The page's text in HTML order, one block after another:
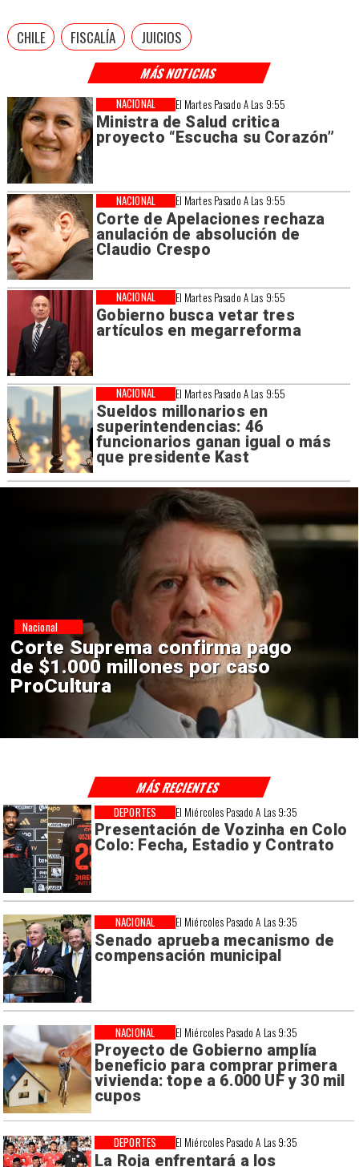
MÁS NOTICIAS
El Martes Pasado A Las 9:55
Ministra de Salud critica
proyecto “Escucha su Corazón”
NACIONAL
El Martes Pasado A Las 9:55
Corte de Apelaciones rechaza
anulación de absolución de
Claudio Crespo
NACIONAL
El Martes Pasado A Las 9:55
Gobierno busca vetar tres
artículos en megarreforma
NACIONAL
El Martes Pasado A Las 9:55
Sueldos millonarios en
superintendencias: 46
funcionarios ganan igual o más
que presidente Kast
NACIONAL
CHILE FISCALÍA JUICIOS
Codelco suspende
construcción de Andes Norte
en El Teniente por riesgos
sísmicos
Nacional
El Miércoles Pasado A Las 9:35
Presentación de Vozinha en Colo
Colo: Fecha, Estadio y Contrato
DEPORTES
El Miércoles Pasado A Las 9:35
Senado aprueba mecanismo de
compensación municipal
NACIONAL
El Miércoles Pasado A Las 9:35
Proyecto de Gobierno amplía
beneficio para comprar primera
vivienda: tope a 6.000 UF y 30 mil
cupos
NACIONAL
El Miércoles Pasado A Las 9:35
La Roja enfrentará a los
DEPORTES
MÁS RECIENTES